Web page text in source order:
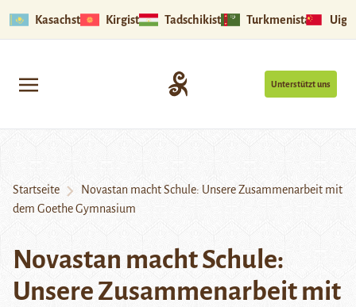
Kasachstan Kirgistan Tadschikistan Turkmenistan
Unterstützt uns
Startseite
Novastan macht Schule: Unsere Zusammenarbeit mit
dem Goethe Gymnasium
Novastan macht Schule:
Unsere Zusammenarbeit mit